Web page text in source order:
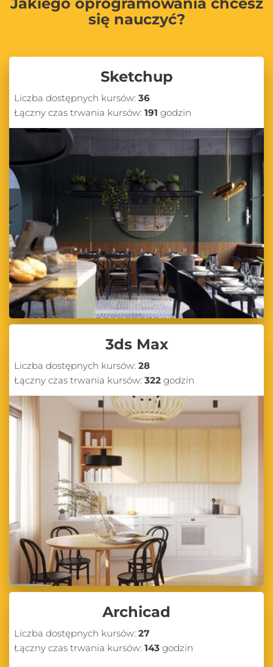
się nauczyć?
Sketchup
Liczba dostępnych kursów: 36
Łączny czas trwania kursów: 191 godzin
3ds Max
Liczba dostępnych kursów: 28
Łączny czas trwania kursów: 322 godzin
Archicad
Liczba dostępnych kursów: 27
Łączny czas trwania kursów: 143 godzin